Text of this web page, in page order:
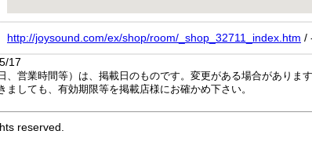
http://joysound.com/ex/shop/room/_shop_32711_index.htm /
17
、営業時間等）は、掲載日のものです。変更がある場合がありま
ましても、有効期限等を掲載店様にお確かめ下さい。
reserved.